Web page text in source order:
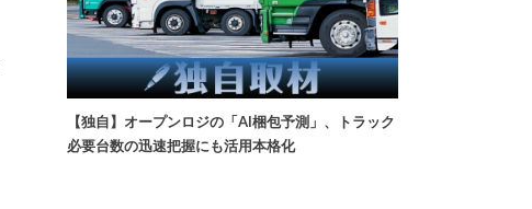
【独自】オープンロジの「AI梱包予測」、トラック
必要台数の迅速把握にも活用本格化